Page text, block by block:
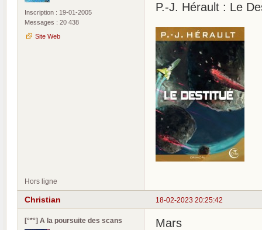
Inscription : 19-01-2005
Messages : 20 438
Site Web
P.-J. Hérault : Le
Hors ligne
18-02-2023 20:25:42
Christian
[°*°] A la poursuite des scans
Mars